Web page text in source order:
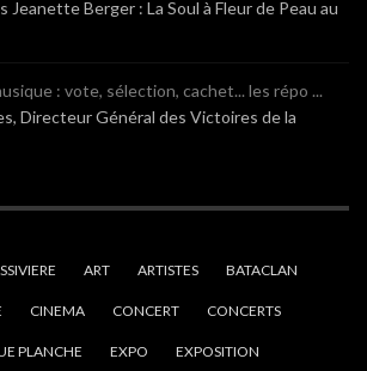
Jeanette Berger : La Soul à Fleur de Peau au
: vote, sélection, cachet... les répo ...
Directeur Général des Victoires de la
ART ARTISTES BATACLAN
CINEMA CONCERT CONCERTS
PLANCHE EXPO EXPOSITION